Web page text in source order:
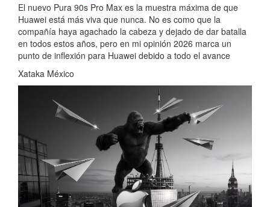
El nuevo Pura 90s Pro Max es la muestra máxima de que
Huawei está más viva que nunca. No es como que la
compañía haya agachado la cabeza y dejado de dar batalla
en todos estos años, pero en mi opinión 2026 marca un
punto de inflexión para Huawei debido a todo el avance
Xataka México